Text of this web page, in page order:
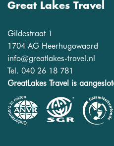
Great Lakes Travel
Gildestraat 1
1704 AG Heerhugowaard
info@greatlakes-travel.nl
Tel. 040 26 18 781
GreatLakes Travel is